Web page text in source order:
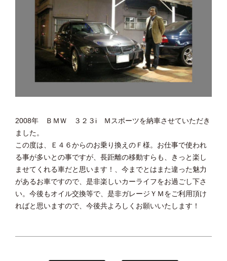
2008年 ＢＭＷ ３２３i Ｍスポーツを納車させていただき
ました。
この度は、Ｅ４６からのお乗り換えのＦ様。お仕事で使われ
る事が多いとの事ですが、長距離の移動すらも、きっと楽し
ませてくれる車だと思います！、今までとはまた違った魅力
があるお車ですので、是非楽しいカーライフをお過ごし下さ
い。今後もオイル交換等で、是非ガレージＹＭをご利用頂け
ればと思いますので、今後共よろしくお願いいたします！